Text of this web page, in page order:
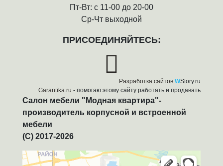
Пт-Вт: с 11-00 до 20-00
Ср-Чт выходной
ПРИСОЕДИНЯЙТЕСЬ:
Разработка сайтов WStory.ru
Garantika.ru - помогаю этому сайту работать и продавать
Салон мебели "Модная квартира"-
производитель корпусной и встроенной
мебели
(C) 2017-2026